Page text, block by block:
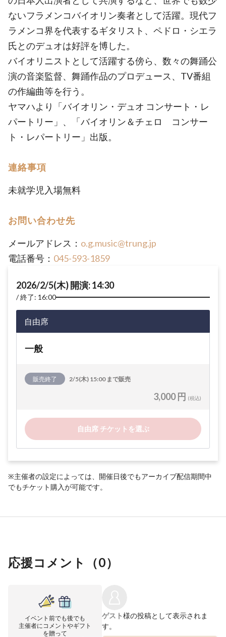
ないフラメンコバイオリン奏者として活躍。現代フ
ラメンコ界を代表するギタリスト、ペドロ・シエラ
氏とのデュオは好評を博した。
バイオリニストとして活躍する傍ら、数々の舞踊公
演の音楽監督、舞踊作品のプロデュース、TV番組
の作編曲等を行う。
ヤマハより「バイオリン・デュオ コンサート・レ
パートリー」、「バイオリン＆チェロ コンサー
ト・レパートリー」出版。
連絡事項
未就学児入場無料
お問い合わせ先
メールアドレス： o.g.music@trung.jp
電話番号： 045-593-1859
2026/2/5(木) 開演: 14:30
終了: 16:00
自由席
一般
販売終了 2/5(木) 15:00 まで販売
3,000 円 (税込)
自由席 チケットを選ぶ
※主催者の設定によっては、開催日後でもアーカイブ配信期間中
でもチケット購入が可能です。
応援コメント（0）
イベント前でも後でも
主催者にコメントやギフト
を贈って
ゲスト様の投稿として表示されま
す。